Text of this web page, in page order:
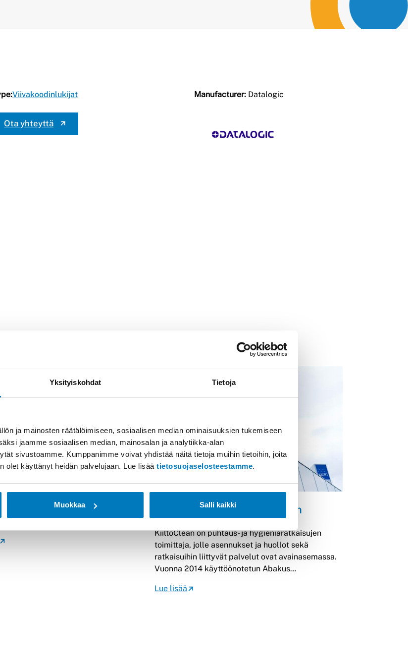
Yksityiskohdat Tietoja
ja mainosten räätälöimiseen, sosiaalisen median ominaisuuksien tukemiseen
jaamme sosiaalisen median, mainosalan ja analytiikka-alan
sivustoamme. Kumppanimme voivat yhdistää näitä tietoja muihin tietoihin, joita
olet käyttänyt heidän palvelujaan. Lue lisää tietosuojaselosteestamme.
Muokkaa Salli kaikki
Viivakoodinlukijat
Ota yhteyttä
Manufacturer: Datalogic
Kärkkäinen Web
Web Oy on ottanut käyttöön Optiscanin
verkkokaupan tilausten keräystä ja
kaikista Kärkkäisen myymälöistä.…
Referenssitarina: KiiltoClean
KiiltoClean on puhtaus- ja hygieniaratkaisujen
toimittaja, jolle asennukset ja huollot sekä
ratkaisuihin liittyvät palvelut ovat avainasemassa.
Vuonna 2014 käyttöönotetun Abakus…
Lue lisää